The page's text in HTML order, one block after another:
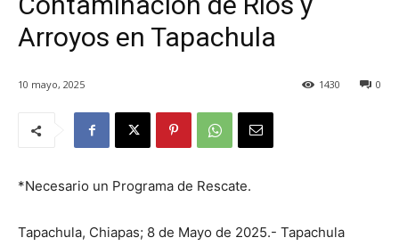
Arroyos en Tapachula
10 mayo, 2025 0
1430
*Necesario un Programa de Rescate.
Tapachula, Chiapas; 8 de Mayo de 2025.- Tapachula